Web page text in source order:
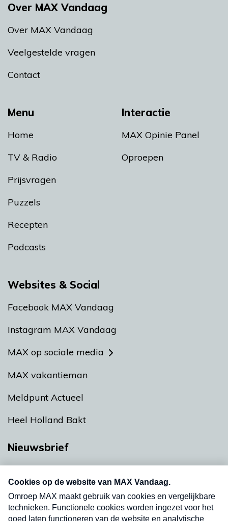
Menu
Home
TV & Radio
Prijsvragen
Puzzels
Recepten
Podcasts
Interactie
MAX Opinie Panel
Oproepen
Over MAX Vandaag
Over MAX Vandaag
Veelgestelde vragen
Contact
Websites & Social
Facebook MAX Vandaag
Instagram MAX Vandaag
MAX op sociale media
MAX vakantieman
Meldpunt Actueel
Heel Holland Bakt
Nieuwsbrief
nieuwsbrief. Elke vrijdag- en dinsdagochtend in
uw mailbox.